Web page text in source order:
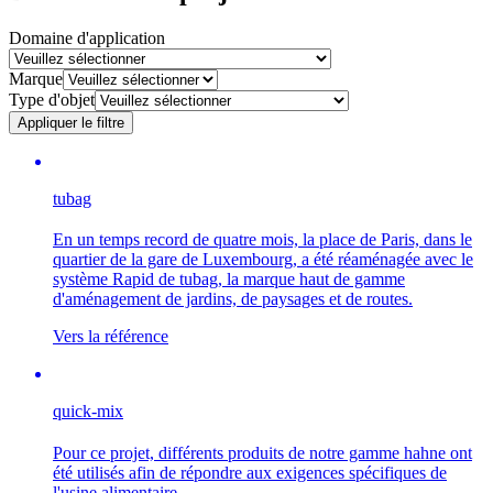
Domaine d'application
Marque
Type d'objet
Appliquer le filtre
tubag
En un temps record de quatre mois, la place de Paris, dans le
quartier de la gare de Luxembourg, a été réaménagée avec le
système Rapid de tubag, la marque haut de gamme
d'aménagement de jardins, de paysages et de routes.
Vers la référence
quick-mix
Pour ce projet, différents produits de notre gamme hahne ont
été utilisés afin de répondre aux exigences spécifiques de